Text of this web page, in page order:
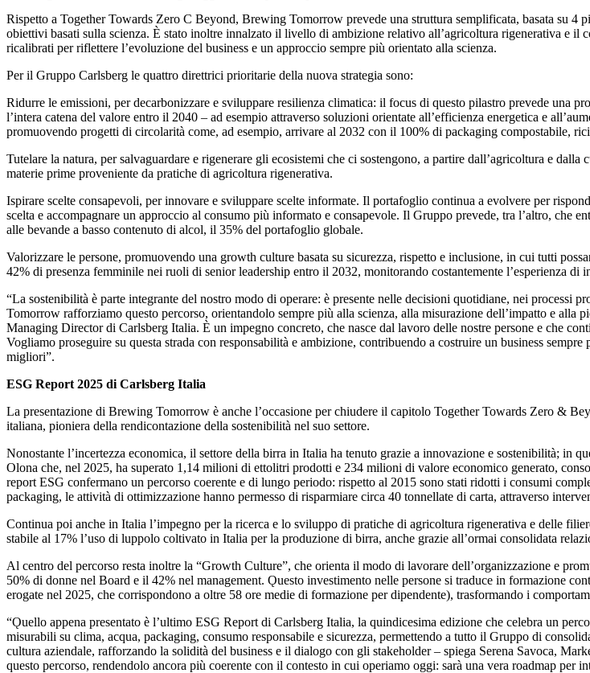
Rispetto a Together Towards Zero C Beyond, Brewing Tomorrow prevede una struttura semplificata, basata su 4
obiettivi basati sulla scienza. È stato inoltre innalzato il livello di ambizione relativo all’agricoltura rigenerativa e
ricalibrati per riflettere l’evoluzione del business e un approccio sempre più orientato alla scienza.
Per il Gruppo Carlsberg le quattro direttrici prioritarie della nuova strategia sono:
Ridurre le emissioni, per decarbonizzare e sviluppare resilienza climatica: il focus di questo pilastro prevede una
l’intera catena del valore entro il 2040 – ad esempio attraverso soluzioni orientate all’efficienza energetica e
promuovendo progetti di circolarità come, ad esempio, arrivare al 2032 con il 100% di packaging compostabile,
Tutelare la natura, per salvaguardare e rigenerare gli ecosistemi che ci sostengono, a partire dall’agricoltura e
materie prime proveniente da pratiche di agricoltura rigenerativa.
Ispirare scelte consapevoli, per innovare e sviluppare scelte informate. Il portafoglio continua a evolvere per
scelta e accompagnare un approccio al consumo più informato e consapevole. Il Gruppo prevede, tra l’altro, che
alle bevande a basso contenuto di alcol, il 35% del portafoglio globale.
Valorizzare le persone, promuovendo una growth culture basata su sicurezza, rispetto e inclusione, in cui tutti
42% di presenza femminile nei ruoli di senior leadership entro il 2032, monitorando costantemente l’esperienza di
“La sostenibilità è parte integrante del nostro modo di operare: è presente nelle decisioni quotidiane, nei
Tomorrow rafforziamo questo percorso, orientandolo sempre più alla scienza, alla misurazione dell’impatto e alla
Managing Director di Carlsberg Italia. È un impegno concreto, che nasce dal lavoro delle nostre persone e che
Vogliamo proseguire su questa strada con responsabilità e ambizione, contribuendo a costruire un business
migliori”.
ESG Report 2025 di Carlsberg Italia
La presentazione di Brewing Tomorrow è anche l’occasione per chiudere il capitolo Together Towards Zero &
italiana, pioniera della rendicontazione della sostenibilità nel suo settore.
Nonostante l’incertezza economica, il settore della birra in Italia ha tenuto grazie a innovazione e sostenibilità;
Olona che, nel 2025, ha superato 1,14 milioni di ettolitri prodotti e 234 milioni di valore economico generato,
report ESG confermano un percorso coerente e di lungo periodo: rispetto al 2015 sono stati ridotti i consumi
packaging, le attività di ottimizzazione hanno permesso di risparmiare circa 40 tonnellate di carta, attraverso
Continua poi anche in Italia l’impegno per la ricerca e lo sviluppo di pratiche di agricoltura rigenerativa e delle
stabile al 17% l’uso di luppolo coltivato in Italia per la produzione di birra, anche grazie all’ormai consolidata
Al centro del percorso resta inoltre la “Growth Culture”, che orienta il modo di lavorare dell’organizzazione e
50% di donne nel Board e il 42% nel management. Ǫuesto investimento nelle persone si traduce in formazione
erogate nel 2025, che corrispondono a oltre 58 ore medie di formazione per dipendente), trasformando i
“Ǫuello appena presentato è l’ultimo ESG Report di Carlsberg Italia, la quindicesima edizione che celebra un
misurabili su clima, acqua, packaging, consumo responsabile e sicurezza, permettendo a tutto il Gruppo di
cultura aziendale, rafforzando la solidità del business e il dialogo con gli stakeholder – spiega Serena Savoca,
questo percorso, rendendolo ancora più coerente con il contesto in cui operiamo oggi: sarà una vera roadmap per